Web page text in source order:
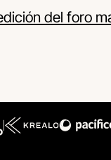
del foro